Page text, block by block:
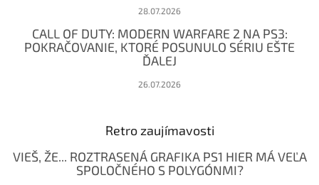
28.07.2026
CALL OF DUTY: MODERN WARFARE 2 NA PS3:
POKRAČOVANIE, KTORÉ POSUNULO SÉRIU EŠTE
ĎALEJ
26.07.2026
Retro zaujímavosti
VIEŠ, ŽE... ROZTRASENÁ GRAFIKA PS1 HIER MÁ VEĽA
SPOLOČNÉHO S POLYGÓNMI?